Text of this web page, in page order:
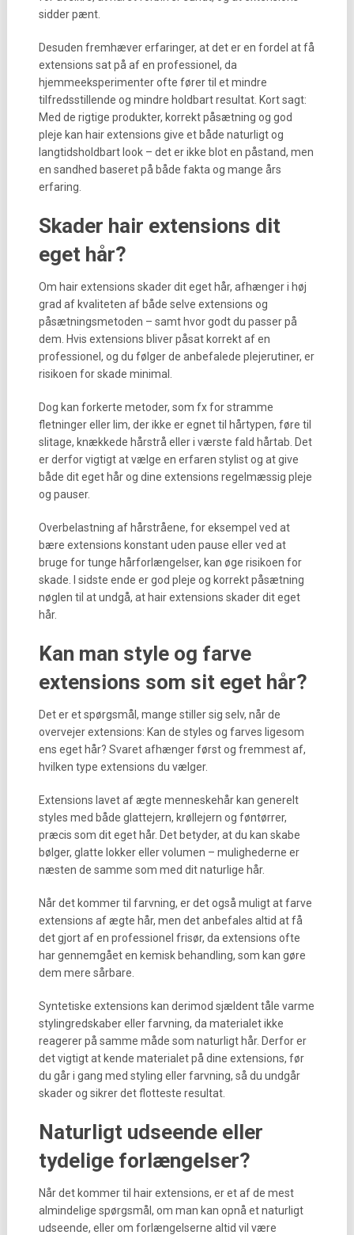
sidder pænt.
Desuden fremhæver erfaringer, at det er en fordel at få
extensions sat på af en professionel, da
hjemmeeksperimenter ofte fører til et mindre
tilfredsstillende og mindre holdbart resultat. Kort sagt:
Med de rigtige produkter, korrekt påsætning og god
pleje kan hair extensions give et både naturligt og
langtidsholdbart look – det er ikke blot en påstand, men
en sandhed baseret på både fakta og mange års
erfaring.
Skader hair extensions dit
eget hår?
Om hair extensions skader dit eget hår, afhænger i høj
grad af kvaliteten af både selve extensions og
påsætningsmetoden – samt hvor godt du passer på
dem. Hvis extensions bliver påsat korrekt af en
professionel, og du følger de anbefalede plejerutiner, er
risikoen for skade minimal.
Dog kan forkerte metoder, som fx for stramme
fletninger eller lim, der ikke er egnet til hårtypen, føre til
slitage, knækkede hårstrå eller i værste fald hårtab. Det
er derfor vigtigt at vælge en erfaren stylist og at give
både dit eget hår og dine extensions regelmæssig pleje
og pauser.
Overbelastning af hårstråene, for eksempel ved at
bære extensions konstant uden pause eller ved at
bruge for tunge hårforlængelser, kan øge risikoen for
skade. I sidste ende er god pleje og korrekt påsætning
nøglen til at undgå, at hair extensions skader dit eget
hår.
Kan man style og farve
extensions som sit eget hår?
Det er et spørgsmål, mange stiller sig selv, når de
overvejer extensions: Kan de styles og farves ligesom
ens eget hår? Svaret afhænger først og fremmest af,
hvilken type extensions du vælger.
Extensions lavet af ægte menneskehår kan generelt
styles med både glattejern, krøllejern og føntørrer,
præcis som dit eget hår. Det betyder, at du kan skabe
bølger, glatte lokker eller volumen – mulighederne er
næsten de samme som med dit naturlige hår.
Når det kommer til farvning, er det også muligt at farve
extensions af ægte hår, men det anbefales altid at få
det gjort af en professionel frisør, da extensions ofte
har gennemgået en kemisk behandling, som kan gøre
dem mere sårbare.
Syntetiske extensions kan derimod sjældent tåle varme
stylingredskaber eller farvning, da materialet ikke
reagerer på samme måde som naturligt hår. Derfor er
det vigtigt at kende materialet på dine extensions, før
du går i gang med styling eller farvning, så du undgår
skader og sikrer det flotteste resultat.
Naturligt udseende eller
tydelige forlængelser?
Når det kommer til hair extensions, er et af de mest
almindelige spørgsmål, om man kan opnå et naturligt
udseende, eller om forlængelserne altid vil være